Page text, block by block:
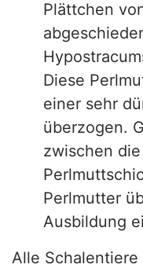
Plättchen
Diese
einer sehr
überzogen.
zwischen
Perlmutter
Ausbildung
Alle